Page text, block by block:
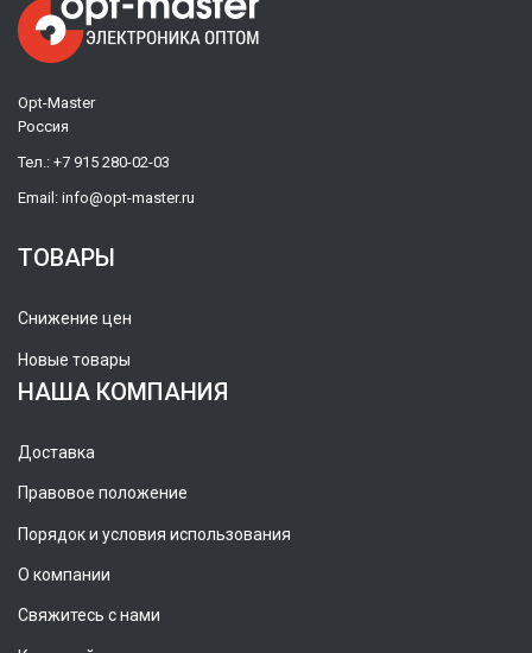
Opt-Master
Россия
Тел.: +7 915 280-02-03
Email: info@opt-master.ru
ТОВАРЫ
Снижение цен
Новые товары
НАША КОМПАНИЯ
Доставка
Правовое положение
Порядок и условия использования
О компании
Свяжитесь с нами